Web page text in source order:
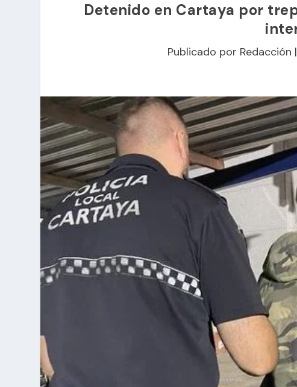
Detenido en Cartaya por
Publicado por Redacción |